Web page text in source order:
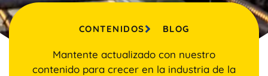
CONTENIDOS BLOG
Mantente actualizado con nuestro
contenido para crecer en la industria de la